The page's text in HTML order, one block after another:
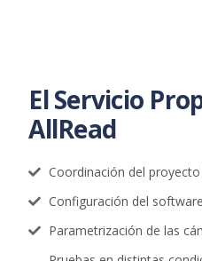
El Servicio
AllRead
Coordinación del
Configuración del
Parametrización de las